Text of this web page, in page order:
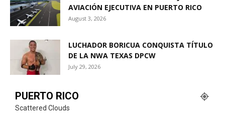
AVIACIÓN EJECUTIVA EN PUERTO RICO
August 3, 2026
LUCHADOR BORICUA CONQUISTA TÍTULO
DE LA NWA TEXAS DPCW
July 29, 2026
PUERTO RICO
Scattered Clouds